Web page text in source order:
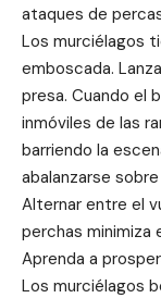
ataques de
Los murciélagos
emboscada.
presa. Cuando el
inmóviles de las
barriendo la
abalanzarse
Alternar entre el
perchas minimiza
Aprenda a
Los murciélagos